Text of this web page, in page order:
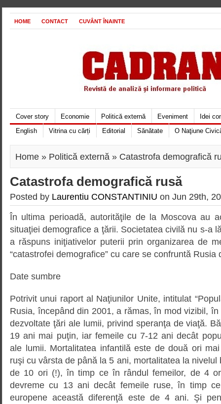
HOME CONTACT CUVÂNT ÎNAINTE
Cover story Economie Politică externă Eveniment
Idei
English
Vitrina cu cărți Editorial Sănătate O Naţiune
Home » Politică externă » Catastrofa demografică
Catastrofa demografică rusă
Posted by Laurentiu CONSTANTINIU on Jun 29th,
În ultima perioadă, autorităţile de la Moscova au
situaţiei demografice a ţării. Societatea civilă nu s-a
a răspuns iniţiativelor puterii prin organizarea de
“catastrofei demografice” cu care se confruntă Rusia
Date sumbre
Potrivit unui raport al Naţiunilor Unite, intitulat
Rusia, începând din 2001, a rămas, în mod vizibil,
dezvoltate ţări ale lumii, privind speranţa de viaţă.
19 ani mai puţin, iar femeile cu 7-12 ani decât
ale lumii. Mortalitatea infantilă este de două ori
ruşi cu vârsta de până la 5 ani, mortalitatea la
de 10 ori (!), în timp ce în rândul femeilor, de 4
devreme cu 13 ani decât femeile ruse, în timp
europene această diferenţă este de 4 ani. Şi